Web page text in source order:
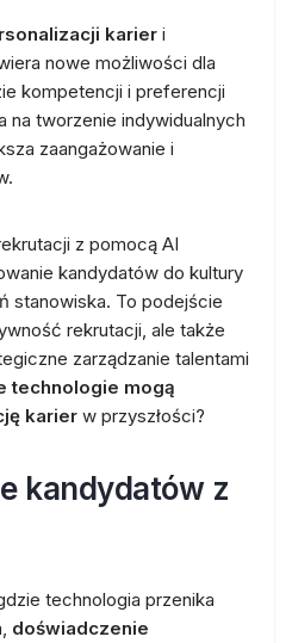
karier i
nowe możliwości dla
kompetencji i preferencji
na tworzenie indywidualnych
zaangażowanie i
z pomocą AI
kandydatów do kultury
stanowiska. To podejście
rekrutacji, ale także
zarządzanie talentami
technologie mogą
karier w przyszłości?
kandydatów z
technologia przenika
doświadczenie